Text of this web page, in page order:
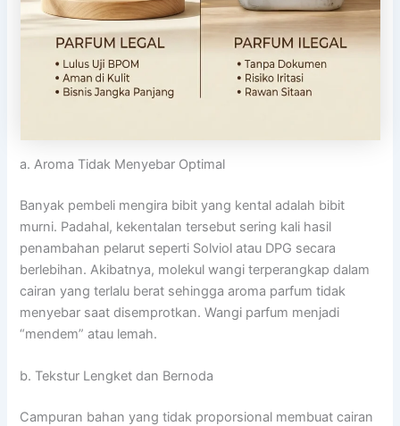
a. Aroma Tidak Menyebar Optimal
Banyak pembeli mengira bibit yang kental adalah bibit
murni. Padahal, kekentalan tersebut sering kali hasil
penambahan pelarut seperti Solviol atau DPG secara
berlebihan. Akibatnya, molekul wangi terperangkap dalam
cairan yang terlalu berat sehingga aroma parfum tidak
menyebar saat disemprotkan. Wangi parfum menjadi
“mendem” atau lemah.
b. Tekstur Lengket dan Bernoda
Campuran bahan yang tidak proporsional membuat cairan